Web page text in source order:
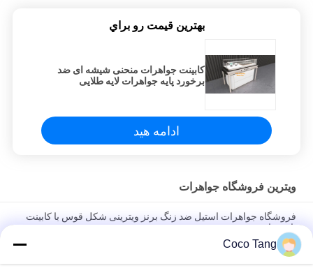
بهترين قيمت رو براي
کابینت جواهرات منحنی شیشه ای ضد
برخورد پایه جواهرات لایه طلایی
ادامه هید
ویترین فروشگاه جواهرات
فروشگاه جواهرات استیل ضد زنگ برنز ویترینی شکل قوس با کابینت
پایین دارد
Coco Tang